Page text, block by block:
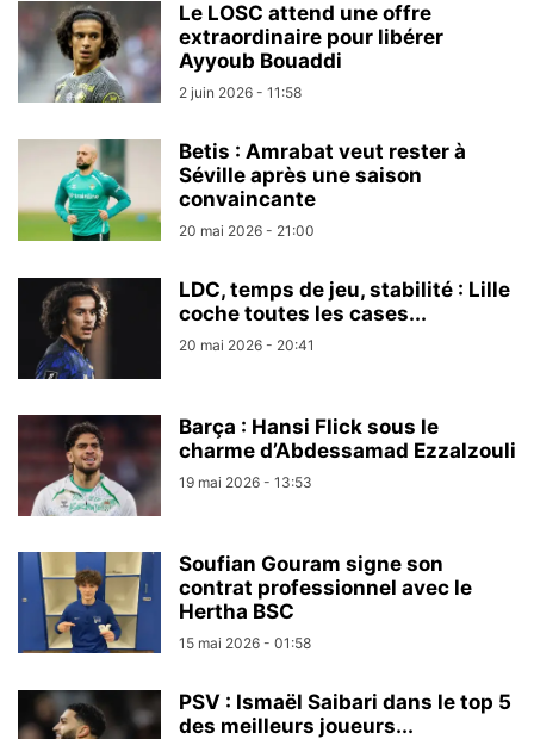
Le LOSC attend une offre
extraordinaire pour libérer
Ayyoub Bouaddi
2 juin 2026 - 11:58
Betis : Amrabat veut rester à
Séville après une saison
convaincante
20 mai 2026 - 21:00
LDC, temps de jeu, stabilité : Lille
coche toutes les cases...
20 mai 2026 - 20:41
Barça : Hansi Flick sous le
charme d’Abdessamad Ezzalzouli
19 mai 2026 - 13:53
Soufian Gouram signe son
contrat professionnel avec le
Hertha BSC
15 mai 2026 - 01:58
PSV : Ismaël Saibari dans le top 5
des meilleurs joueurs...